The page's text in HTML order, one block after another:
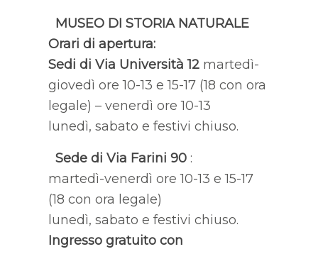
MUSEO DI STORIA NATURALE
Orari di apertura:
Sedi di Via Università 12martedì-
giovedì ore 10-13 e 15-17 (18 con ora
legale) – venerdì ore 10-13
lunedì, sabato e festivi chiuso.
Sede di Via Farini 90:
martedì-venerdì ore 10-13 e 15-17
(18 con ora legale)
lunedì, sabato e festivi chiuso.
Ingresso gratuito con